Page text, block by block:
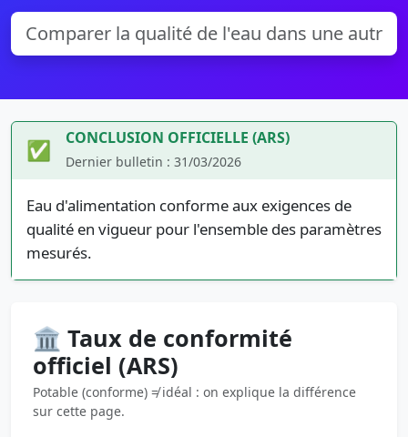
✅ CONCLUSION OFFICIELLE (ARS)
Dernier bulletin : 31/03/2026
Eau d'alimentation conforme aux exigences de
qualité en vigueur pour l'ensemble des paramètres
mesurés.
🏛️ Taux de conformité
officiel (ARS)
Potable (conforme) ≠ idéal : on explique la différence
sur cette page.